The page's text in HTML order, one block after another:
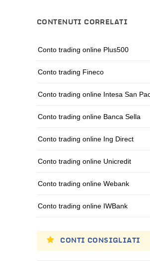
CONTENUTI CORRELATI
Conto trading online Plus500
Conto trading Fineco
Conto trading online Intesa San
Conto trading online Banca Sella
Conto trading online Ing Direct
Conto trading online Unicredit
Conto trading online Webank
Conto trading online IWBank
CONTI CONSIGLIATI